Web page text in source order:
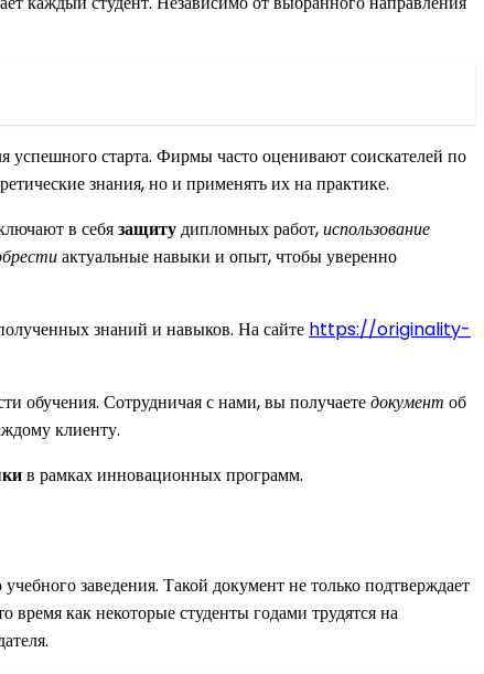
старта. Фирмы часто оценивают соискателей по
знания, но и применять их на практике.
в себязащитудипломных работ,использование
актуальные навыки и опыт, чтобы уверенно
знаний и навыков. На сайте https://originality-
обучения. Сотрудничая с нами, вы получаетедокумент об
клиенту.
в рамках инновационных программ.
заведения. Такой документ не только подтверждает
как некоторые студенты годами трудятся на